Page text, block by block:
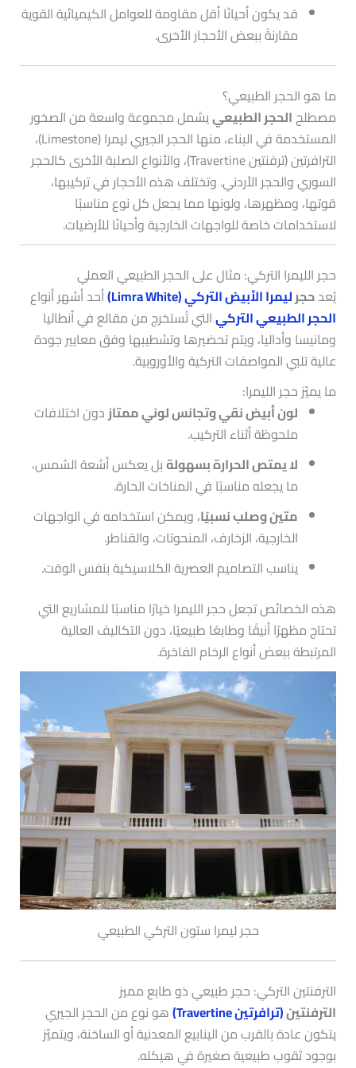
قد يكون أحيانًا أقل مقاومة للعوامل الكيميائية القوية
مقارنةً ببعض الأحجار الأخرى.
ما هو الحجر الطبيعي؟
مصطلحالحجر الطبيعييشمل مجموعة واسعة من الصخور
المستخدمة في البناء، منها الحجر الجيري ليمرا (Limestone)،
الترافرتين (ترفنتين Travertine)، والأنواع الصلبة الأخرى كالحجر
السوري والحجر الأردني. وتختلف هذه الأحجار في تركيبها،
قوتها، ومظهرها، ولونها مما يجعل كل نوع مناسبًا
لاستخدامات خاصة للواجهات الخارجية وأحيانًا للأرضيات.
حجر الليمرا التركي: مثال على الحجر الطبيعي العملي
يُعدحجرليمرا الأبيض التركي (Limra White)
أحد أشهر أنواع
الحجر الطبيعي التركيالتي تُستخرج من مقالع في أنطاليا
ومانيسا وأداليا، ويتم تحضيرها وتشطيبها وفق معايير جودة
عالية تلبي المواصفات التركية والأوروبية.
ما يميّز حجر الليمرا:
لون أبيض نقي وتجانس لوني ممتاز دون اختلافات
ملحوظة أثناء التركيب.
لا يمتص الحرارة بسهولةبل يعكس أشعة الشمس،
ما يجعله مناسبًا في المناخات الحارة.
متين وصلب نسبيًا، ويمكن استخدامه في الواجهات
الخارجية، الزخارف، المنحوتات، والقناطر.
يناسب التصاميم العصرية الكلاسيكية بنفس الوقت.
هذه الخصائص تجعل حجر الليمرا خيارًا مناسبًا للمشاريع التي
تحتاج مظهرًا أنيقًا وطابعًا طبيعيًا، دون التكاليف العالية
المرتبطة ببعض أنواع الرخام الفاخرة.
حجر ليمرا ستون التركي الطبيعي
الترفنتين التركي: حجر طبيعي ذو طابع مميز
الترفنتين(ترافرتين Travertine)
هو نوع من الحجر الجيري
يتكون عادة بالقرب من الينابيع المعدنية أو الساخنة، ويتميّز
بوجود ثقوب طبيعية صغيرة في هيكله.